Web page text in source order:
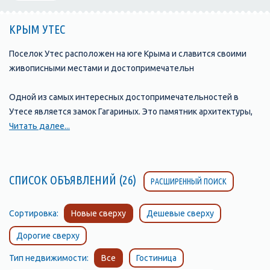
КРЫМ УТЕС
Поселок Утес расположен на юге Крыма и славится своими
живописными местами и достопримечательн
Одной из самых интересных достопримечательностей в
Утесе является замок Гагариных. Это памятник архитектуры,
который был построен в конце XIX века в стиле французского
Парк им. Гагарина – это чудесное место для прогулок и отдыха
является самым крупным и красивым парком на южном
побережье Крыма. В парке можно увидеть разнообразную
растительность и прекрасные цветочные клумбы.
Читать далее...
СПИСОК ОБЪЯВЛЕНИЙ (26) РАСШИРЕННЫЙ ПОИСК
Сортировка: Новые сверху Дешевые сверху
Дорогие сверху
Тип недвижимости: Все Гостиница